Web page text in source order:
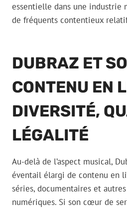
essentielle dans une industrie
de fréquents contentieux
DUBRAZ ET
CONTENU EN
DIVERSITÉ,
LÉGALITÉ
Au-delà de l’aspect musical,
éventail élargi de contenu en
séries, documentaires et
numériques. Si son cœur de